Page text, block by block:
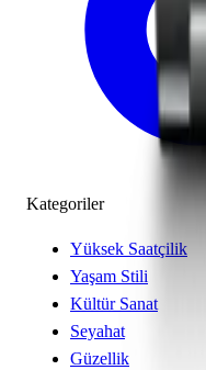
Kategoriler
Yüksek Saatçilik
Yaşam Stili
Kültür Sanat
Seyahat
Güzellik